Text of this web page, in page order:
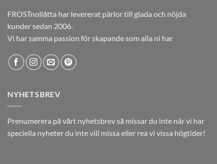
FROSTnollåtta har levererat pärlor till glada och nöjda
kunder sedan 2006.
Vi har samma passion för skapande som alla ni har
NYHETSBREV
Prenumerera på vårt nyhetsbrev så missar du inte när vi har
speciella nyheter du inte vill missa eller rea vi vissa högtider!